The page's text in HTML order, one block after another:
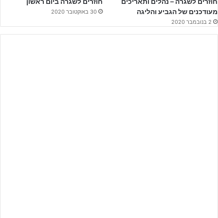
מעודכנים של הגביע והליגה
2 בנובמבר 2020
30 באוקטובר 2020